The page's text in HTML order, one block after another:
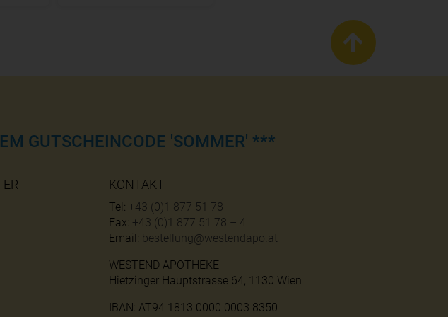
GUTSCHEINCODE 'SOMMER' ***
KONTAKT
Tel: +43 (0)1 877 51 78
Fax: +43 (0)1 877 51 78 – 4
Email: bestellung@westendapo.at
WESTEND APOTHEKE
Hietzinger Hauptstrasse 64, 1130 Wien
IBAN: AT94 1813 0000 0003 8350